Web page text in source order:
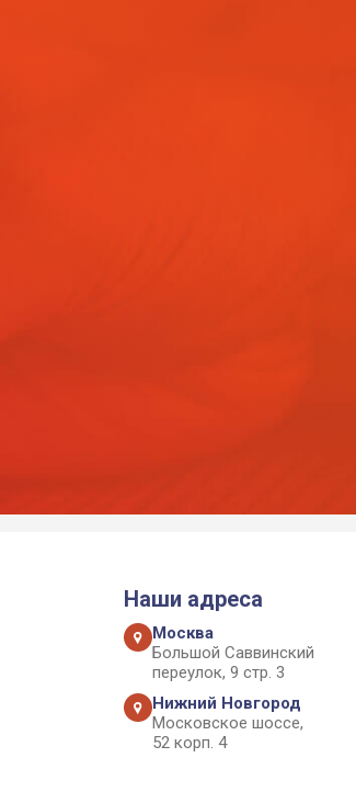
Наши адреса
Москва
Большой Саввинский
переулок, 9 стр. 3
Нижний Новгород
Московское шоссе,
52 корп. 4